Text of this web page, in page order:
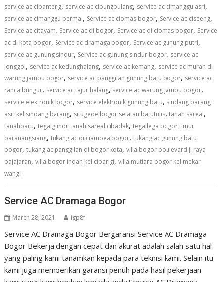
service ac cibanteng, service ac cibungbulang, service ac cimanggu asri,
service ac cimanggu permai, Service ac ciomas bogor, Service ac ciseeng,
Service ac citayam, Service ac di bogor, Service ac di ciomas bogor, Service
ac di kota bogor, Service ac dramaga bogor, Service ac gunung putri,
service ac gunung sindur, Service ac gunung sindur bogor, service ac
jonggol, service ac kedunghalang, service ac kemang, service ac murah di
warung jambu bogor, service ac panggilan gunung batu bogor, service ac
ranca bungur, service ac tajur halang, service ac warung jambu bogor,
service elektronik bogor, service elektronik gunung batu, sindang barang
asri kel sindang barang, situgede bogor selatan batutulis,tanah sareal,
tanahbaru,tegalgundil tanah sareal cibadak,tegallega bogor timur
baranangsiang,tukang ac di ciampea bogor,tukang ac gunung batu
bogor,tukang ac panggilan di bogor kota,villa bogor boulevard jl raya
pajajaran,villa bogor indah kel ciparigi,villa mutiara bogor kel mekar
wangi
Service AC Dramaga Bogor
March 28, 2021 igp8f
Service AC Dramaga Bogor Bergaransi Service AC Dramaga
Bogor Bekerja dengan cepat dan akurat adalah salah satu hal
yang paling kami tanamkan kepada para teknisi kami. Selain itu
kami juga memberikan garansi penuh pada hasil pekerjaan